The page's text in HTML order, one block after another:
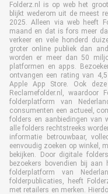
Folderz.nl is op web het
blijkt wederom uit de meest
2025. Alleen via web heeft
maand en dat is fors meer
verkeer en vele honderd
groter online publiek dan
worden er meer dan 50
platformen en apps.
ontvangen een rating van
Apple App Store. Ook
Reclamefolder.nl, waardoor
folderplatform van
consumenten een actueel,
folders en aanbiedingen van
alle folders rechtstreeks
informatie betrouwbaar,
eenvoudig zoeken op winkel,
bekijken. Door digitale
bezoekers bovendien bij
folderplatform van
folderpublicaties, heeft
met retailers en merken.